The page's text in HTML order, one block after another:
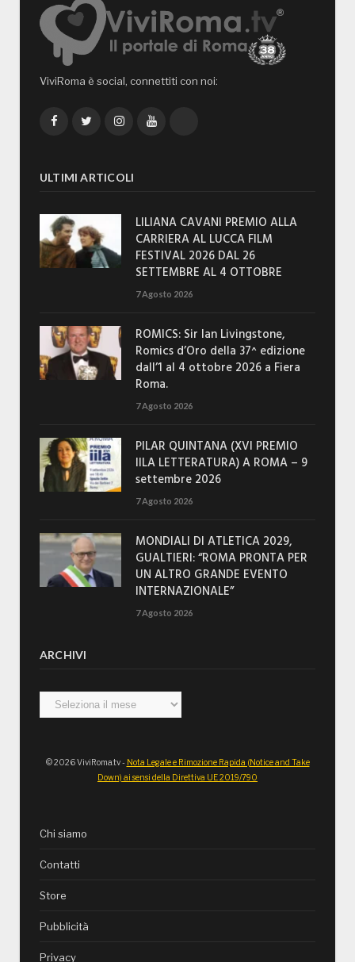
ViviRoma è social, connettiti con noi:
FacebookTwitterInstagramYouTube
ULTIMI ARTICOLI
LILIANA CAVANI PREMIO ALLA
CARRIERA AL LUCCA FILM
FESTIVAL 2026 DAL 26
SETTEMBRE AL 4 OTTOBRE
7 Agosto 2026
ROMICS: Sir Ian Livingstone,
Romics d’Oro della 37^ edizione
dall’1 al 4 ottobre 2026 a Fiera
Roma.
7 Agosto 2026
PILAR QUINTANA (XVI PREMIO
IILA LETTERATURA) A ROMA – 9
settembre 2026
7 Agosto 2026
MONDIALI DI ATLETICA 2029,
GUALTIERI: “ROMA PRONTA PER
UN ALTRO GRANDE EVENTO
INTERNAZIONALE”
7 Agosto 2026
ARCHIVI
Archivi
© 2026 ViviRoma.tv - Nota Legale e Rimozione Rapida (Notice and Take
Down) ai sensi della Direttiva UE 2019/790
Chi siamo
Contatti
Store
Pubblicità
Privacy